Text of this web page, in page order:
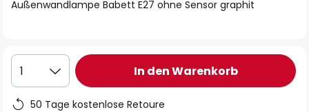
Außenwandlampe Babett E27 ohne Sensor graphit
1 In den Warenkorb
50 Tage kostenlose Retoure